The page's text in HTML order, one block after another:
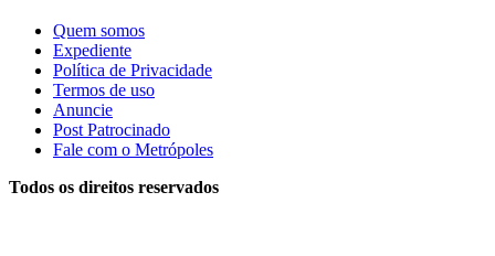
Quem somos
Expediente
Política de Privacidade
Termos de uso
Anuncie
Post Patrocinado
Fale com o Metrópoles
Todos os direitos reservados